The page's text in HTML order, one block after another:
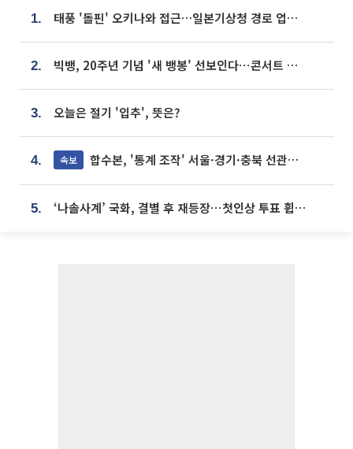
1. 태풍 '돌핀' 오키나와 접근…일본기상청 경로 업데이트
2. 빅뱅, 20주년 기념 '새 뱅봉' 선보인다⋯콘서트 앞두고 팝업 개최
3. 오늘은 절기 '입추', 뜻은?
4. 속보 합수본, '통계 조작' 서울·경기·충북 선관위 등 추가 압수수색
5. ‘나솔사계’ 국화, 결별 후 재등장⋯첫인상 투표 휩쓸고 ‘인기녀’ 등극